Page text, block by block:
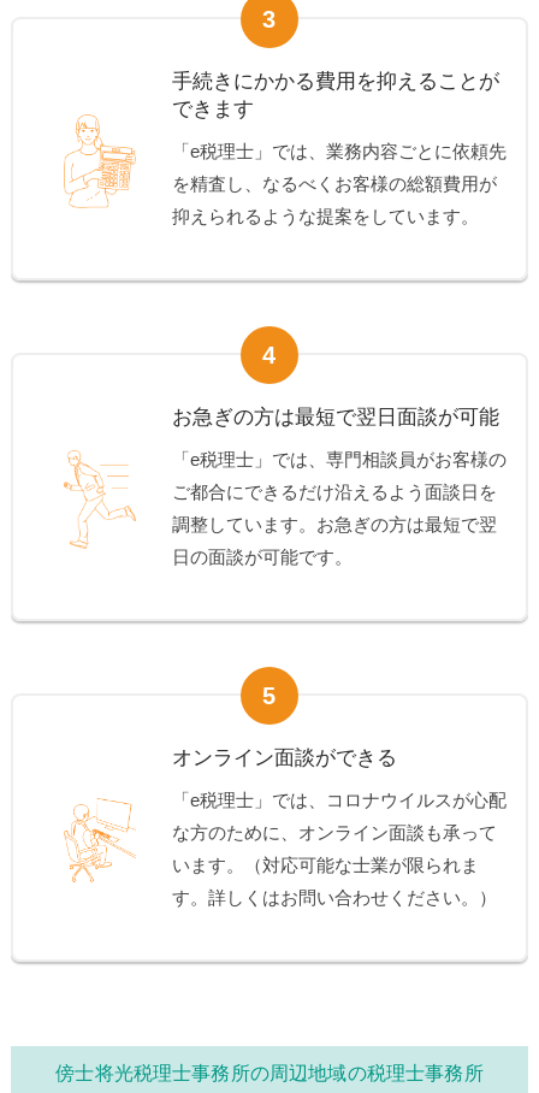
3
手続きにかかる費用を抑えることが
できます
「e税理士」では、業務内容ごとに依頼先
を精査し、なるべくお客様の総額費用が
抑えられるような提案をしています。
4
お急ぎの方は最短で翌日面談が可能
「e税理士」では、専門相談員がお客様の
ご都合にできるだけ沿えるよう面談日を
調整しています。お急ぎの方は最短で翌
日の面談が可能です。
5
オンライン面談ができる
「e税理士」では、コロナウイルスが心配
な方のために、オンライン面談も承って
います。（対応可能な士業が限られま
す。詳しくはお問い合わせください。）
傍士将光税理士事務所の周辺地域の税理士事務所